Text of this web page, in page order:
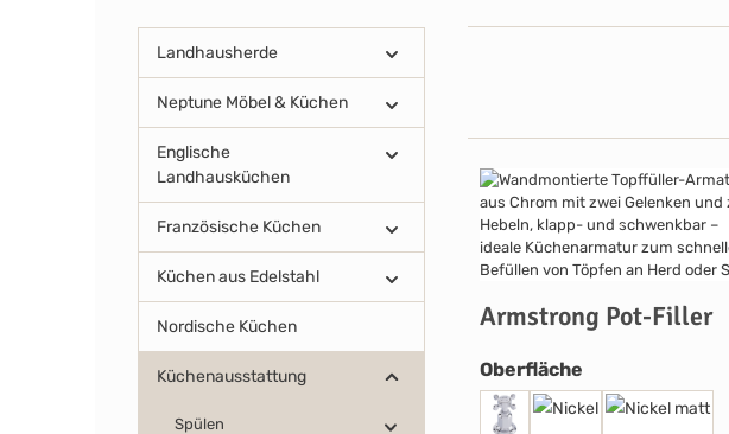
Landhausherde
Neptune Möbel & Küchen
Englische
Landhausküchen
Französische Küchen
Küchen aus Edelstahl
Nordische Küchen
Küchenausstattung
Spülen
Armstrong Pot-Filler
Oberfläche